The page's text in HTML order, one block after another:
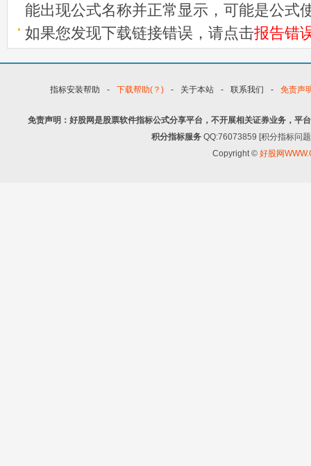
能出现公式名称并正常显示，可能是公式
如果您发现下载链接错误，请点击报告错
指标安装帮助 - 下载帮助(？) - 关于本站 - 联系我们 - 免责声
免责声明：好股网是股票软件指标公式分享平台，不开展相关证券业务，平
积分指标服务 QQ:76073859 [积分指标问
Copyright © 好股网